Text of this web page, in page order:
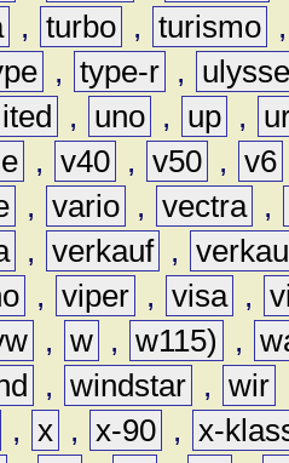
, turbo , turismo
, type-r ,
, uno , up ,
, v40 , v50 , v6
, vario , vectra ,
, verkauf ,
, viper , visa ,
, w , w115) ,
, windstar , wir
, x , x-90 , x-